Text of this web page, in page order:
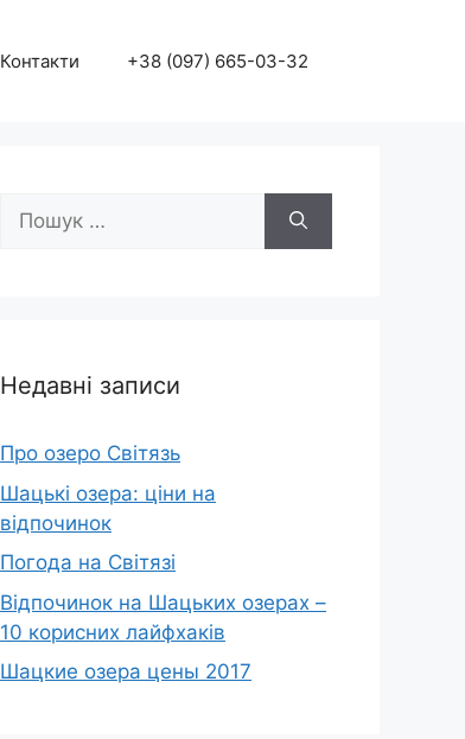
Контакти +38 (097) 665-03-32
Пошук:
Недавні записи
Про озеро Світязь
Шацькі озера: ціни на
відпочинок
Погода на Світязі
Відпочинок на Шацьких озерах –
10 корисних лайфхаків
Шацкие озера цены 2017